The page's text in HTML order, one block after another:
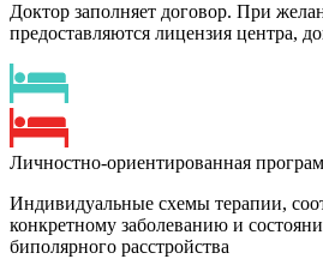
Доктор заполняет договор. При
предоставляются лицензия центра,
Личностно-ориентированная
Индивидуальные схемы терапии,
конкретному заболеванию и
биполярного расстройства